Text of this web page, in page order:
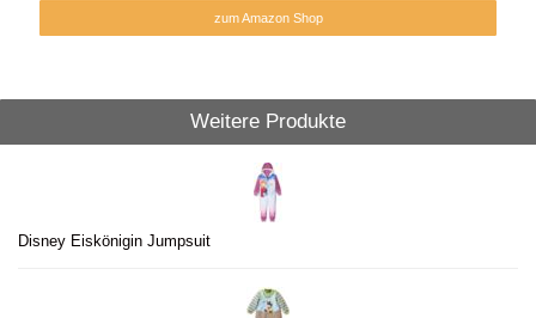
zum Amazon Shop
Weitere Produkte
Disney Eiskönigin Jumpsuit